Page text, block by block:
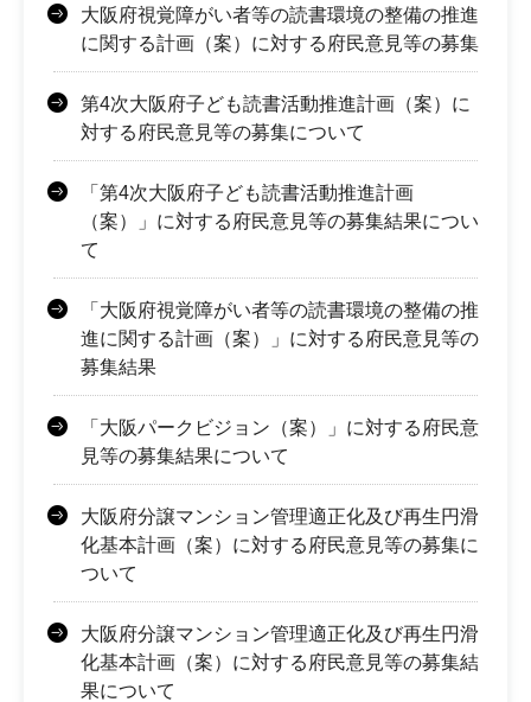
大阪府視覚障がい者等の読書環境の整備の推進
に関する計画（案）に対する府民意見等の募集
第4次大阪府子ども読書活動推進計画（案）に
対する府民意見等の募集について
「第4次大阪府子ども読書活動推進計画
（案）」に対する府民意見等の募集結果につい
て
「大阪府視覚障がい者等の読書環境の整備の推
進に関する計画（案）」に対する府民意見等の
募集結果
「大阪パークビジョン（案）」に対する府民意
見等の募集結果について
大阪府分譲マンション管理適正化及び再生円滑
化基本計画（案）に対する府民意見等の募集に
ついて
大阪府分譲マンション管理適正化及び再生円滑
化基本計画（案）に対する府民意見等の募集結
果について